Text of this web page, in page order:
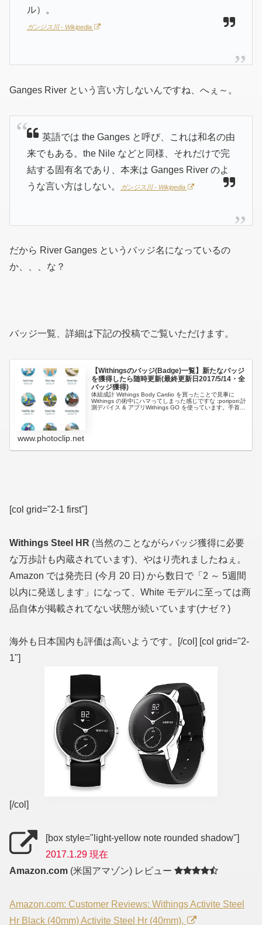
ル）。
ガンジス川 - Wikipedia
Ganges River という言い方しないんですね、へぇ～。
英語では the Ganges と呼び、これは和名の由
来でもある。the Nile などと同様、それだけで完
結する固有名であり、本来は Ganges River のよ
うな言い方はしない。
ガンジス川 - Wikipedia
だから River Ganges というバッジ名になっているの
か、、、な？
バッジ一覧、詳細は下記の投稿でご覧いただけます。
【Withingsのバッジ(Badge)一覧】新たなバッジ
を獲得したら随時更新(最終更新日2017/5/14・全
バッジ獲得)
体組成計 Withings Body Cardio を買ったことで見事に
Withings の術中にハマってしまった感じですな :poripori:計
測デバイス & アプリWithings GO を使っています。手首に
www.photoclip.net
[col grid="2-1 first"]
Withings Steel HR (当然のことながらバッジ獲得に必要
な万歩計も内蔵されています) 、やはり売れましたねぇ。
Amazon では発売日 (今月 20 日) から数日で「2 ～ 5週間
以内に発送します」になって、White モデルに至っては商
品自体が掲載されてない状態が続いています(ナゼ？)
海外も日本国内も評価は高いようです。[/col] [col grid="2-
1"]
[/col]
[box style="light-yellow note rounded shadow"]
2017.1.29 現在
Amazon.com (米国アマゾン) レビュー
Amazon.com: Customer Reviews: Withings Activite Steel
Hr Black (40mm) Activite Steel Hr (40mm),